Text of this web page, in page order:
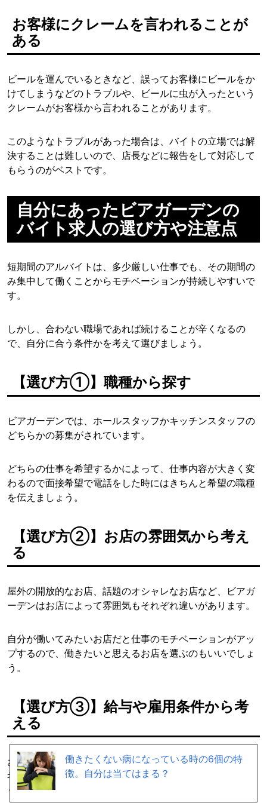
お客様にクレームを言われることが
ある
ビールを運んでいるときなど、誤ってお客様にビールをか
けてしまうなどのトラブルや、ビールに虫が入ったという
クレームがお客様から言われることがあります。
このようなトラブルがあった場合は、バイトの立場では解
決することは難しいので、店長などに報告をして対応して
もらうのがベストです。
自分にあったビアガーデンの
バイト求人の選び方や注意点
短期間のアルバイトは、多少厳しい仕事でも、その期間の
み集中して働くことからモチベーションが持続しやすいで
す。
しかし、合わない職場であれば続けることが辛くなるの
で、自分に合う条件かを考えて選びましょう。
【選び方①】職種から探す
ビアガーデンでは、ホールスタッフかキッチンスタッフの
どちらかの募集がされています。
どちらの仕事を希望するかによって、仕事内容が大きく変
わるので面接希望で電話をした時にはきちんと希望の職種
を伝えましょう。
【選び方②】お店の雰囲気から考え
る
屋外の開放的なお店、話題のオシャレなお店など、ビアガ
ーデンはお店によって雰囲気もそれぞれ違いがあります。
自分が働いてみたいお店だと仕事のモチベーションがアッ
プするので、働きたいと思えるお店を選ぶのもいいでしょ
う。
【選び方③】給与や雇用条件から考
える
お店によって時給に違いがあるので、少しでも稼ぎたいと
考える人は時給の良いビアガーデンを選ぶといいでしょ
う。
働きたくない病になっている時の6個の特
徴。自分は当てはまる？